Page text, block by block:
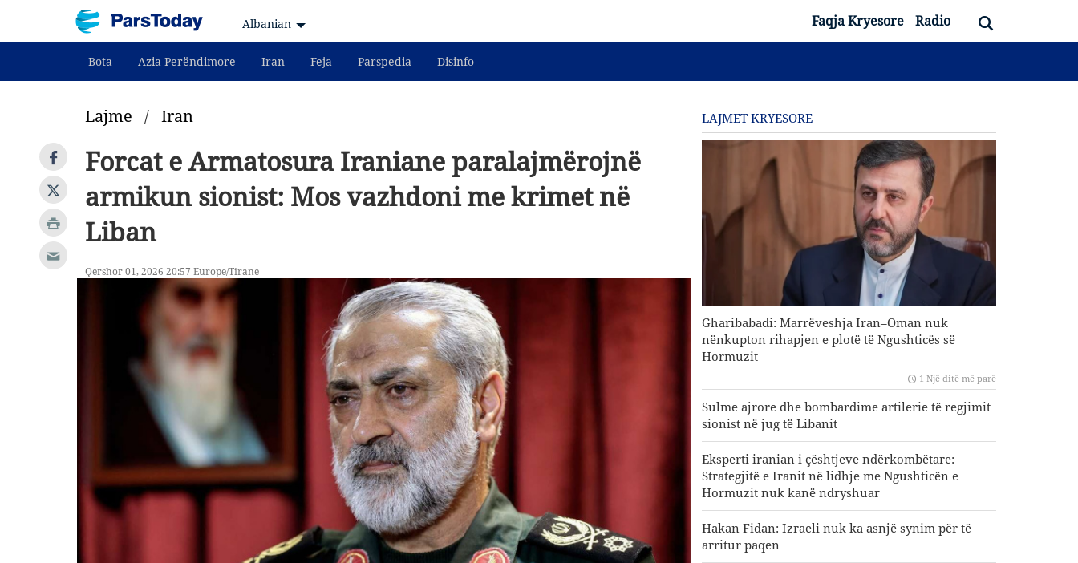
Albanian Faqja Kryesore Radio
Bota Azia Perëndimore Iran Feja Parspedia Disinfo
Lajme / Iran
Forcat e Armatosura Iraniane paralajmërojnë
armikun sionist: Mos vazhdoni me krimet në
Liban
Qershor 01, 2026 20:57 Europe/Tirane
LAJMET KRYESORE
Gharibabadi: Marrëveshja Iran–Oman nuk
nënkupton rihapjen e plotë të Ngushticës së
Hormuzit
1 Një ditë më parë
Sulme ajrore dhe bombardime artilerie të regjimit
sionist në jug të Libanit
Eksperti iranian i çështjeve ndërkombëtare:
Strategjitë e Iranit në lidhje me Ngushticën e
Hormuzit nuk kanë ndryshuar
Hakan Fidan: Izraeli nuk ka asnjë synim për të
arritur paqen